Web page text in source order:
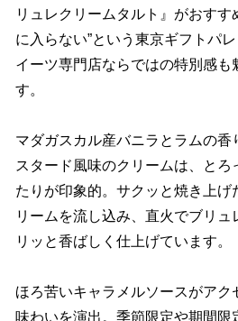
リュレクリームタルト』がおすす
に入らない”という東京ギフトパ
イーツ専門店ならではの特別感も
す。
マダガスカル産バニラとラムの香
スタード風味のクリームは、とろ
たりが印象的。サクッと焼き上げ
リームを流し込み、直火でブリ
リッと香ばしく仕上げています。
ほろ苦いキャラメルソースがアク
味わいを演出。季節限定や期間限